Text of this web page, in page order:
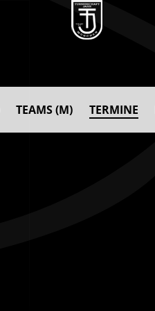
TEAMS (M) TERMINE